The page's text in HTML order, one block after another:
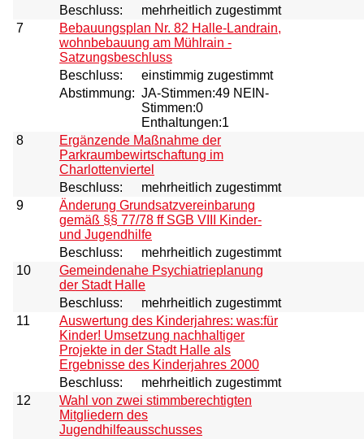
Beschluss:
mehrheitlich zugestimmt
7
Bebauungsplan Nr. 82 Halle-Landrain,
wohnbebauung am Mühlrain -
Satzungsbeschluss
Beschluss:
einstimmig zugestimmt
Abstimmung: JA-Stimmen:49 NEIN-
Stimmen:0
Enthaltungen:1
8
Ergänzende Maßnahme der
Parkraumbewirtschaftung im
Charlottenviertel
Beschluss:
mehrheitlich zugestimmt
9
Änderung Grundsatzvereinbarung
gemäß §§ 77/78 ff SGB VIII Kinder-
und Jugendhilfe
Beschluss:
mehrheitlich zugestimmt
10
Gemeindenahe Psychiatrieplanung
der Stadt Halle
Beschluss:
mehrheitlich zugestimmt
11
Auswertung des Kinderjahres: was:für
Kinder! Umsetzung nachhaltiger
Projekte in der Stadt Halle als
Ergebnisse des Kinderjahres 2000
Beschluss:
mehrheitlich zugestimmt
12
Wahl von zwei stimmberechtigten
Mitgliedern des
Jugendhilfeausschusses